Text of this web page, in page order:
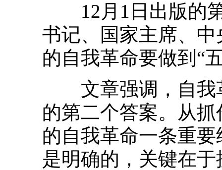
12月1日出版的第
书记、国家主席、
的自我革命要做到“
文章强调，自我
的第二个答案。从
的自我革命一条重
是明确的，关键在